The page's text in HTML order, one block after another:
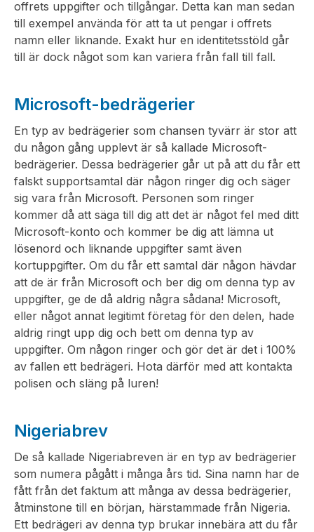
offrets uppgifter och tillgångar. Detta kan man sedan
till exempel använda för att ta ut pengar i offrets
namn eller liknande. Exakt hur en identitetsstöld går
till är dock något som kan variera från fall till fall.
Microsoft-bedrägerier
En typ av bedrägerier som chansen tyvärr är stor att
du någon gång upplevt är så kallade Microsoft-
bedrägerier. Dessa bedrägerier går ut på att du får ett
falskt supportsamtal där någon ringer dig och säger
sig vara från Microsoft. Personen som ringer
kommer då att säga till dig att det är något fel med ditt
Microsoft-konto och kommer be dig att lämna ut
lösenord och liknande uppgifter samt även
kortuppgifter. Om du får ett samtal där någon hävdar
att de är från Microsoft och ber dig om denna typ av
uppgifter, ge de då aldrig några sådana! Microsoft,
eller något annat legitimt företag för den delen, hade
aldrig ringt upp dig och bett om denna typ av
uppgifter. Om någon ringer och gör det är det i 100%
av fallen ett bedrägeri. Hota därför med att kontakta
polisen och släng på luren!
Nigeriabrev
De så kallade Nigeriabreven är en typ av bedrägerier
som numera pågått i många års tid. Sina namn har de
fått från det faktum att många av dessa bedrägerier,
åtminstone till en början, härstammade från Nigeria.
Ett bedrägeri av denna typ brukar innebära att du får